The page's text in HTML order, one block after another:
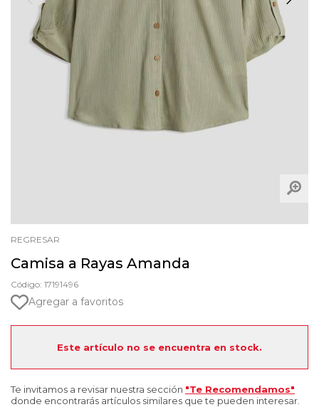
REGRESAR
Camisa a Rayas Amanda
Código: 17191496
Agregar a favoritos
Este artículo no se encuentra en stock.
Te invitamos a revisar nuestra sección "Te Recomendamos"
donde encontrarás artículos similares que te pueden interesar.